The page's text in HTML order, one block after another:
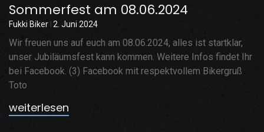
Sommerfest am 08.06.2024
Fukki Biker 2. Juni 2024
Wir freuen uns auf euch am 08.06.2024, alles ist startklar,
unser Jubiläumsfest kann kommen. Weitere Infos findet Ihr
bei Facebook. (3) Facebook mit respektvollem Bikergruß
Toto
weiterlesen